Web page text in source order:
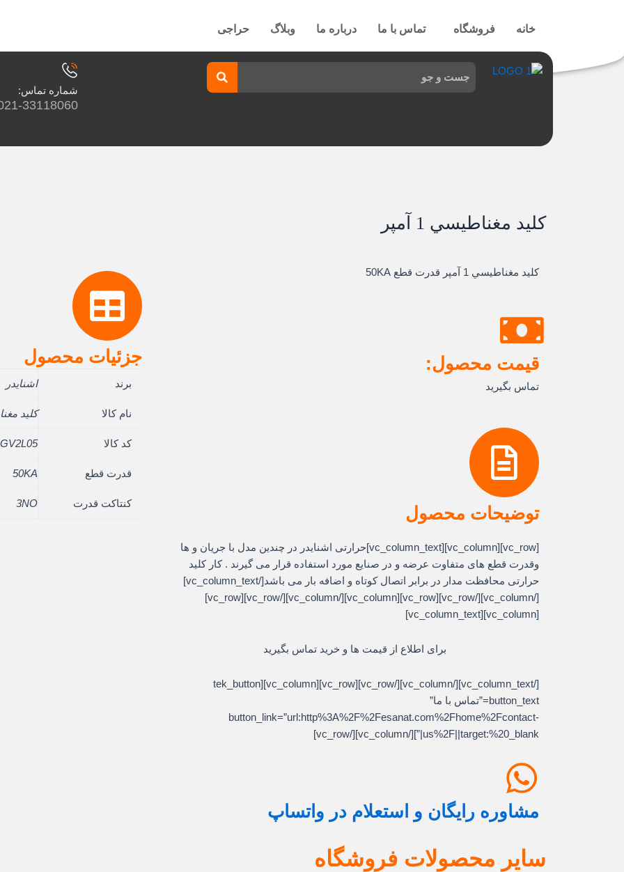
خانه فروشگاه تماس با ما درباره ما وبلاگ حراجی
شماره تماس:
33118060
کليد مغناطيسي 1 آمپر
کليد مغناطيسي 1 آمپر قدرت قطع 50KA
قیمت محصول:
تماس بگیرید
توضیحات محصول
[vc_row][vc_column][vc_column_text]حرارتی اشنایدر در چندین مدل با جریان و ها
وقدرت قطع های متفاوت عرضه و در صنایع مورد استفاده قرار می گیرند . کار کلید
حرارتی محافظت مدار در برابر اتصال کوتاه و اضافه بار می باشد[/vc_column_text]
[/vc_column][/vc_row][vc_row][vc_column][/vc_column][/vc_row][vc_row]
[vc_column][vc_column_text]
برای اطلاع از قیمت ها و خرید تماس بگیرید
[/vc_column_text][/vc_column][/vc_row][vc_row][vc_column][tek_button
button_text=”تماس با ما”
button_link=”url:http%3A%2F%2Fesanat.com%2Fhome%2Fcontact-
us%2F||target:%20_blank|”][/vc_column][/vc_row]
مشاوره رایگان و استعلام در واتساپ
جزئیات محصول
برند اشنایدر
نام کالا کليد
کد کالا GV2L05
قدرت قطع 50KA
کنتاکت قدرت 3NO
سایر محصولات فروشگاه